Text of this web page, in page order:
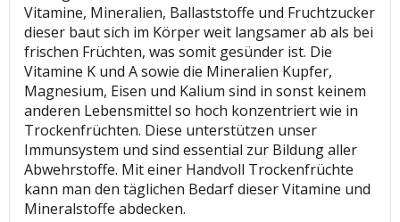
Vitamine, Mineralien, Ballaststoffe und Fruchtzucker
dieser baut sich im Körper weit langsamer ab als bei
frischen Früchten, was somit gesünder ist. Die
Vitamine K und A sowie die Mineralien Kupfer,
Magnesium, Eisen und Kalium sind in sonst keinem
anderen Lebensmittel so hoch konzentriert wie in
Trockenfrüchten. Diese unterstützen unser
Immunsystem und sind essential zur Bildung aller
Abwehrstoffe. Mit einer Handvoll Trockenfrüchte
kann man den täglichen Bedarf dieser Vitamine und
Mineralstoffe abdecken.